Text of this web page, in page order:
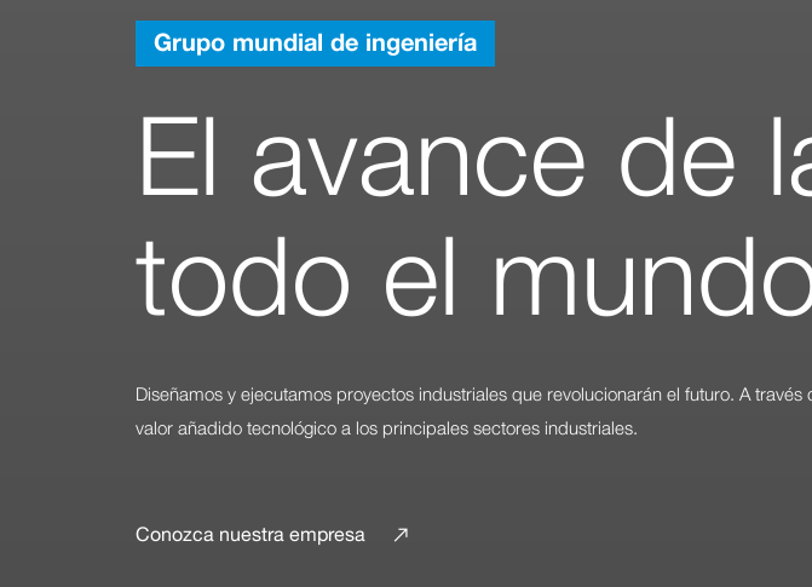
Grupo mundial de ingeniería
El avance de
todo el
Diseñamos y ejecutamos proyectos industriales que revolucionarán el futuro. A
valor añadido tecnológico a los principales sectores industriales.
Conozca nuestra empresa